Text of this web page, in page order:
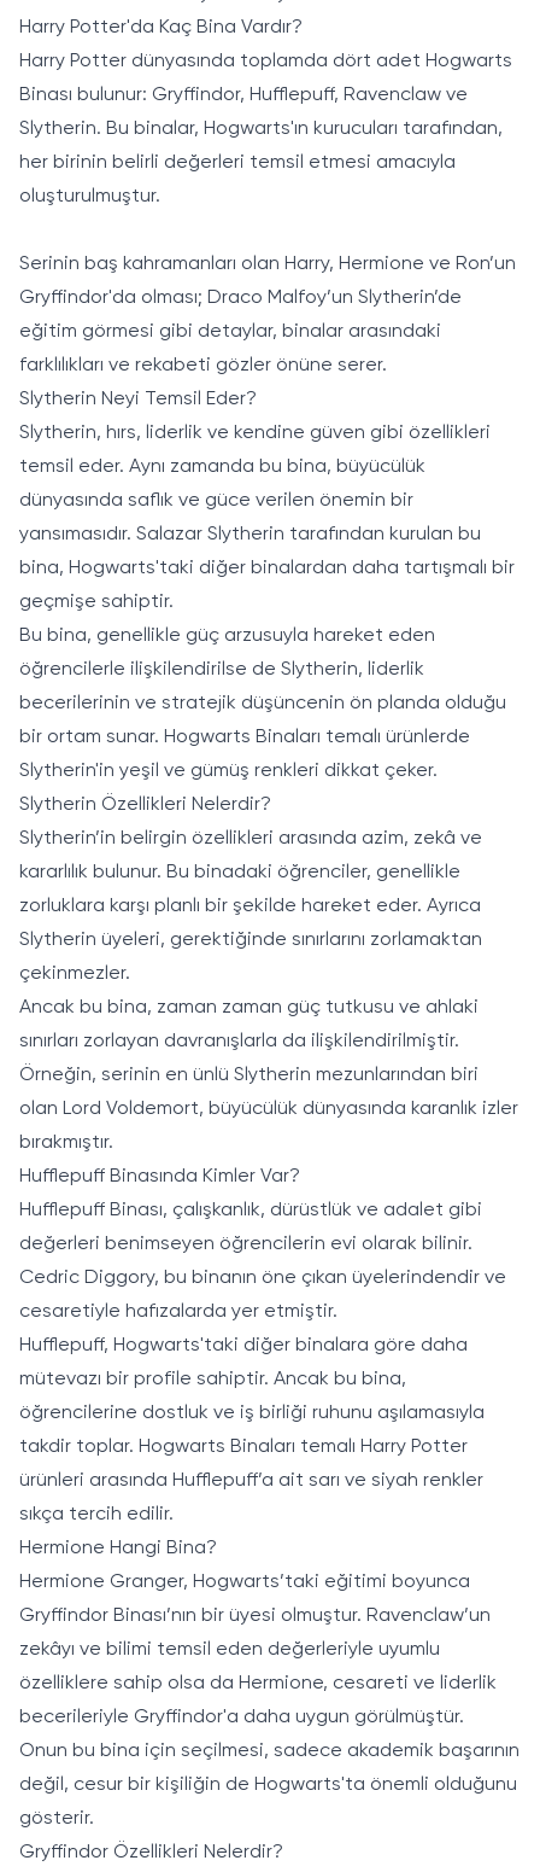
Harry Potter'da Kaç Bina Vardır?
Harry Potter dünyasında toplamda dört adet Hogwarts
Binası bulunur: Gryffindor, Hufflepuff, Ravenclaw ve
Slytherin. Bu binalar, Hogwarts'ın kurucuları tarafından,
her birinin belirli değerleri temsil etmesi amacıyla
oluşturulmuştur.
Serinin baş kahramanları olan Harry, Hermione ve Ron’un
Gryffindor'da olması; Draco Malfoy’un Slytherin’de
eğitim görmesi gibi detaylar, binalar arasındaki
farklılıkları ve rekabeti gözler önüne serer.
Slytherin Neyi Temsil Eder?
Slytherin, hırs, liderlik ve kendine güven gibi özellikleri
temsil eder. Aynı zamanda bu bina, büyücülük
dünyasında saflık ve güce verilen önemin bir
yansımasıdır. Salazar Slytherin tarafından kurulan bu
bina, Hogwarts'taki diğer binalardan daha tartışmalı bir
geçmişe sahiptir.
Bu bina, genellikle güç arzusuyla hareket eden
öğrencilerle ilişkilendirilse de Slytherin, liderlik
becerilerinin ve stratejik düşüncenin ön planda olduğu
bir ortam sunar. Hogwarts Binaları temalı ürünlerde
Slytherin'in yeşil ve gümüş renkleri dikkat çeker.
Slytherin Özellikleri Nelerdir?
Slytherin’in belirgin özellikleri arasında azim, zekâ ve
kararlılık bulunur. Bu binadaki öğrenciler, genellikle
zorluklara karşı planlı bir şekilde hareket eder. Ayrıca
Slytherin üyeleri, gerektiğinde sınırlarını zorlamaktan
çekinmezler.
Ancak bu bina, zaman zaman güç tutkusu ve ahlaki
sınırları zorlayan davranışlarla da ilişkilendirilmiştir.
Örneğin, serinin en ünlü Slytherin mezunlarından biri
olan Lord Voldemort, büyücülük dünyasında karanlık izler
bırakmıştır.
Hufflepuff Binasında Kimler Var?
Hufflepuff Binası, çalışkanlık, dürüstlük ve adalet gibi
değerleri benimseyen öğrencilerin evi olarak bilinir.
Cedric Diggory, bu binanın öne çıkan üyelerindendir ve
cesaretiyle hafızalarda yer etmiştir.
Hufflepuff, Hogwarts'taki diğer binalara göre daha
mütevazı bir profile sahiptir. Ancak bu bina,
öğrencilerine dostluk ve iş birliği ruhunu aşılamasıyla
takdir toplar. Hogwarts Binaları temalı Harry Potter
ürünleri arasında Hufflepuff’a ait sarı ve siyah renkler
sıkça tercih edilir.
Hermione Hangi Bina?
Hermione Granger, Hogwarts’taki eğitimi boyunca
Gryffindor Binası’nın bir üyesi olmuştur. Ravenclaw’un
zekâyı ve bilimi temsil eden değerleriyle uyumlu
özelliklere sahip olsa da Hermione, cesareti ve liderlik
becerileriyle Gryffindor'a daha uygun görülmüştür.
Onun bu bina için seçilmesi, sadece akademik başarının
değil, cesur bir kişiliğin de Hogwarts'ta önemli olduğunu
gösterir.
Gryffindor Özellikleri Nelerdir?